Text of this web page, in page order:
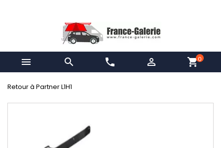
  phone  shopping_cart0
Retour à Partner L1H1